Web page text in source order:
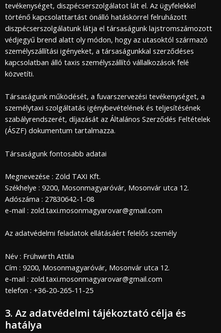
tevékenységet, diszpécserszolgálatot lát el. Az ügyfelekkel
történő kapcsolattartást önálló hatáskörrel felruházott
diszpécserszolgálatunk látja el társaságunk lajstromszámozott
védjegyű brend alatt oly módon, hogy az utasoktól származó
személyszállítási igényeket, a társaságunkkal szerződéses
kapcsolatban álló taxis személyszállító vállalkozások felé
közvetíti.
Társaságunk működését, a fuvarszervezési tevékenységet, a
személytaxi szolgáltatás igénybevételének és teljesítésének
szabályrendszerét, díjazását az Általános Szerződés Feltételek
(ÁSZF) dokumentum tartalmazza.
Társaságunk fontosabb adatai
Megnevezése : Zöld TAXI Kft.
Székhelye : 9200, Mosonmagyaróvár, Mosonvár utca 12.
Adószáma : 27830642-1-08
e-mail : zold.taxi.mosonmagyarovar@gmail.com
Az adatvédelmi feladatok ellátásáért felelős személy
Név : Frühwirth Attila
Cím : 9200, Mosonmagyaróvár, Mosonvár utca 12.
e-mail : zold.taxi.mosonmagyarovar@gmail.com
telefon : +36-20-265-11-25
3. Az adatvédelmi tájékoztató célja és
hatálya